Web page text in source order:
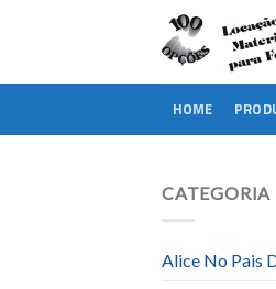
HOME
CATEGORIA
Alice No Pais